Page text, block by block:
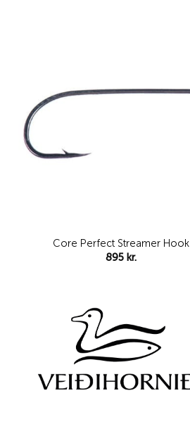
Core Perfect Streamer Hook
895 kr.